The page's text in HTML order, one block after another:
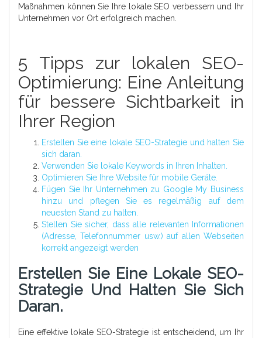
Maßnahmen können Sie Ihre lokale SEO verbessern und Ihr
Unternehmen vor Ort erfolgreich machen.
5 Tipps zur lokalen SEO-
Optimierung: Eine Anleitung
für bessere Sichtbarkeit in
Ihrer Region
Erstellen Sie eine lokale SEO-Strategie und halten Sie
sich daran.
Verwenden Sie lokale Keywords in Ihren Inhalten.
Optimieren Sie Ihre Website für mobile Geräte.
Fügen Sie Ihr Unternehmen zu Google My Business
hinzu und pflegen Sie es regelmäßig auf dem
neuesten Stand zu halten.
Stellen Sie sicher, dass alle relevanten Informationen
(Adresse, Telefonnummer usw.) auf allen Webseiten
korrekt angezeigt werden
Erstellen Sie Eine Lokale SEO-
Strategie Und Halten Sie Sich
Daran.
Eine effektive lokale SEO-Strategie ist entscheidend, um Ihr